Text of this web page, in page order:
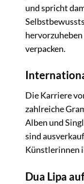
und spricht
verpacken.
Die Karriere
zahlreiche
Alben und
sind
Künstlerinnen
Dua Lipa